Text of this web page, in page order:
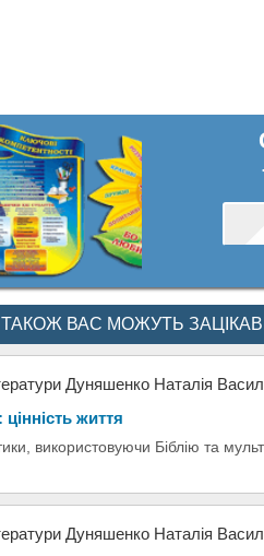
ТАКОЖ ВАС МОЖУТЬ
Дуняшенко Наталія
життя
використовуючи Біблію та
Дуняшенко Наталія